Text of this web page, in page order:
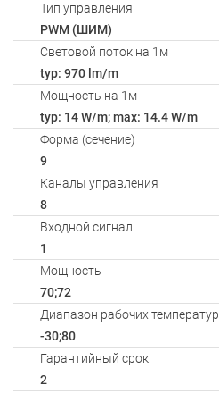
Тип управления
PWM (ШИМ)
Световой поток на 1м
typ: 970 lm/m
Мощность на 1м
typ: 14 W/m; max: 14.4 W/m
Форма (сечение)
9
Каналы управления
8
Входной сигнал
1
Мощность
70;72
Диапазон рабочих температур
-30;80
Гарантийный срок
2